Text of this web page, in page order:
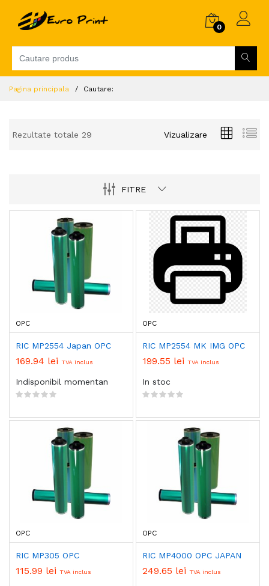
0
Pagina principala Cautare:
Rezultate totale 29 Vizualizare
FITRE
OPC
RIC MP2554 Japan OPC
169.94 lei TVA inclus
Indisponibil momentan
OPC
RIC MP2554 MK IMG OPC
199.55 lei TVA inclus
In stoc
OPC
RIC MP305 OPC
115.99 lei TVA inclus
OPC
RIC MP4000 OPC JAPAN
249.65 lei TVA inclus